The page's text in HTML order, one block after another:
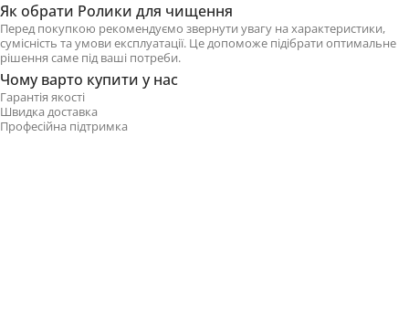
Як обрати Ролики для чищення
Перед покупкою рекомендуємо звернути увагу на характеристики,
сумісність та умови експлуатації. Це допоможе підібрати оптимальне
рішення саме під ваші потреби.
Чому варто купити у нас
Гарантія якості
Швидка доставка
Професійна підтримка